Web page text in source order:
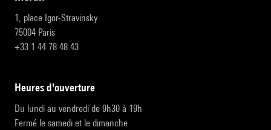
1, place Igor-Stravinsky
75004 Paris
+33 1 44 78 48 43
heures d'ouverture
Du lundi au vendredi de 9h30 à 19h
Fermé le samedi et le dimanche